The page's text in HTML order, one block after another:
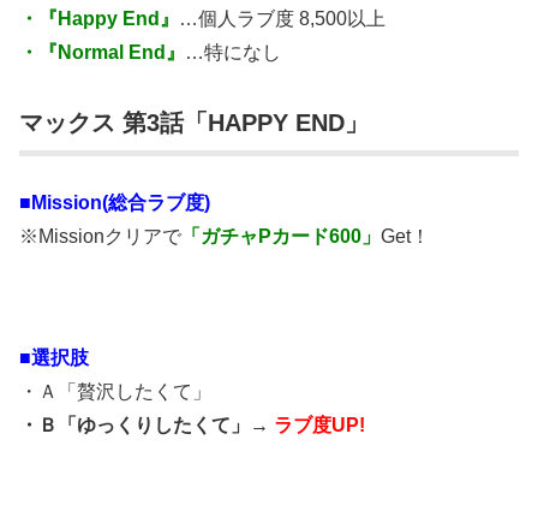
・『Happy End』
…個人ラブ度 8,500以上
・『Normal End』
…特になし
マックス 第3話「HAPPY END」
■Mission(総合ラブ度)
※Missionクリアで 「ガチャPカード600」 Get！
■選択肢
・Ａ「贅沢したくて」
・Ｂ「ゆっくりしたくて」→ ラブ度UP!